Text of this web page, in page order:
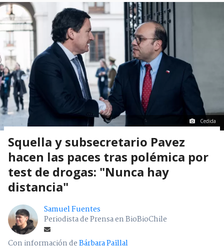
Cedida
Squella y subsecretario Pavez
hacen las paces tras polémica por
test de drogas: "Nunca hay
distancia"
Samuel Fuentes
Periodista de Prensa en BioBioChile
Con información deBárbara Paillal